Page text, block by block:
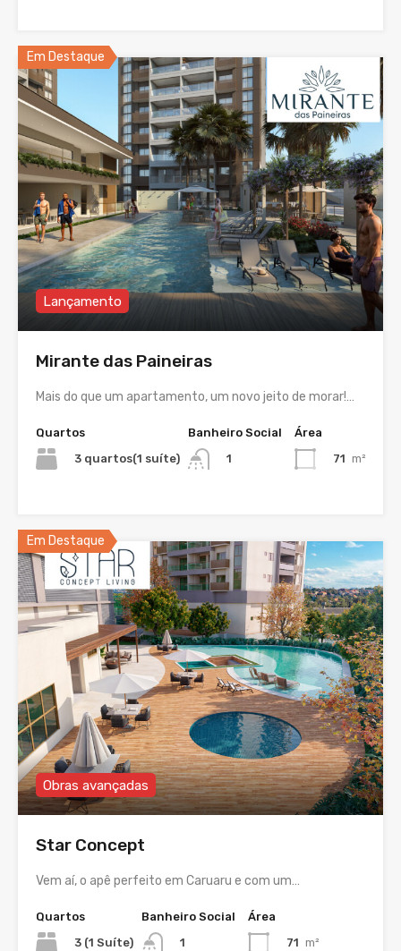
Em Destaque
Lançamento
Mirante das Paineiras
Mais do que um apartamento, um novo jeito de morar!…
Quartos
3 quartos(1 suíte)
Banheiro Social
1
Área
71 m²
Em Destaque
Obras avançadas
Star Concept
Vem aí, o apê perfeito em Caruaru e com um…
Quartos
3 (1 Suíte)
Banheiro Social
1
Área
71 m²